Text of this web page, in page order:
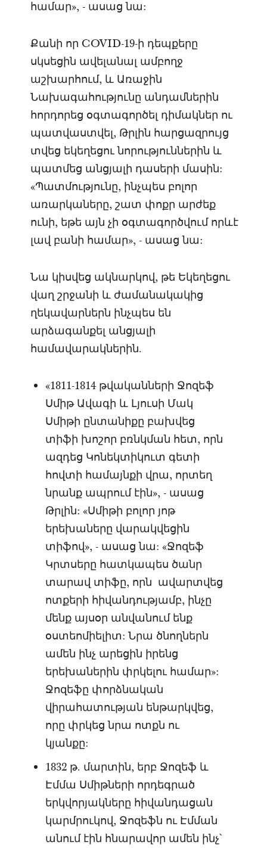
համար», - ասաց նա:
Քանի որ COVID-19-ի դեպքերը
սկսեցին ավելանալ ամբողջ
աշխարհում, և Առաջին
Նախագահությունը անդամներին
հորդորեց օգտագործել դիմակներ ու
պատվաստվել, Թրլին հարցազրույց
տվեց եկեղեցու նորություններին և
պատմեց անցյալի դասերի մասին:
«Պատմությունը, ինչպես բոլոր
առարկաները, շատ փոքր արժեք
ունի, եթե այն չի օգտագործվում որևէ
լավ բանի համար», - ասաց նա:
Նա կիսվեց ակնարկով, թե Եկեղեցու
վաղ շրջանի և ժամանակակից
ղեկավարներն ինչպես են
արձագանքել անցյալի
համավարակներին.
«1811-1814 թվականների Ջոզեֆ
Սմիթ Ավագի և Լյուսի Մակ
Սմիթի ընտանիքը բախվեց
տիֆի խոշոր բռնկման հետ, որն
ազդեց Կոնեկտիկուտ գետի
հովտի համայնքի վրա, որտեղ
նրանք ապրում էին», - ասաց
Թրլին: «Սմիթի բոլոր յոթ
երեխաները վարակվեցին
տիֆով», - ասաց նա: «Ջոզեֆ
Կրտսերը հատկապես ծանր
տարավ տիֆը, որն ավարտվեց
ոտքերի հիվանդությամբ, ինչը
մենք այսօր անվանում ենք
օստեոմիելիտ: Նրա ծնողներն
ամեն ինչ արեցին իրենց
երեխաներին փրկելու համար»:
Ջոզեֆը փորձնական
վիրահատության ենթարկվեց,
որը փրկեց նրա ոտքն ու
կյանքը:
1832 թ. մարտին, երբ Ջոզեֆ և
Էմմա Սմիթների որդեգրած
երկվորյակները հիվանդացան
կարմրուկով, Ջոզեֆն ու Էմման
անում էին հնարավոր ամեն ինչ՝